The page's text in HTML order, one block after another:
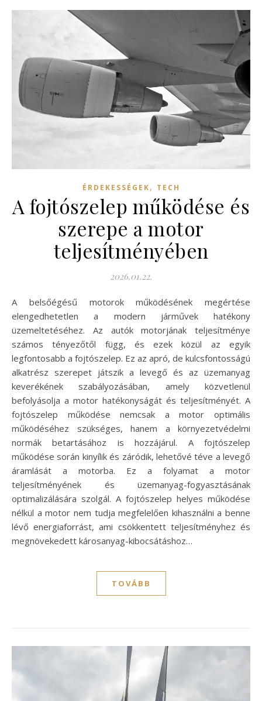
ÉRDEKESSÉGEK, TECH
A fojtószelep működése és
szerepe a motor
teljesítményében
2026.01.22.
A belsőégésű motorok működésének megértése
elengedhetetlen a modern járművek hatékony
üzemeltetéséhez. Az autók motorjának teljesítménye
számos tényezőtől függ, és ezek közül az egyik
legfontosabb a fojtószelep. Ez az apró, de kulcsfontosságú
alkatrész szerepet játszik a levegő és az üzemanyag
keverékének szabályozásában, amely közvetlenül
befolyásolja a motor hatékonyságát és teljesítményét. A
fojtószelep működése nemcsak a motor optimális
működéséhez szükséges, hanem a környezetvédelmi
normák betartásához is hozzájárul. A fojtószelep
működése során kinyílik és záródik, lehetővé téve a levegő
áramlását a motorba. Ez a folyamat a motor
teljesítményének és üzemanyag-fogyasztásának
optimalizálására szolgál. A fojtószelep helyes működése
nélkül a motor nem tudja megfelelően kihasználni a benne
lévő energiaforrást, ami csökkentett teljesítményhez és
megnövekedett károsanyag-kibocsátáshoz…
TOVÁBB